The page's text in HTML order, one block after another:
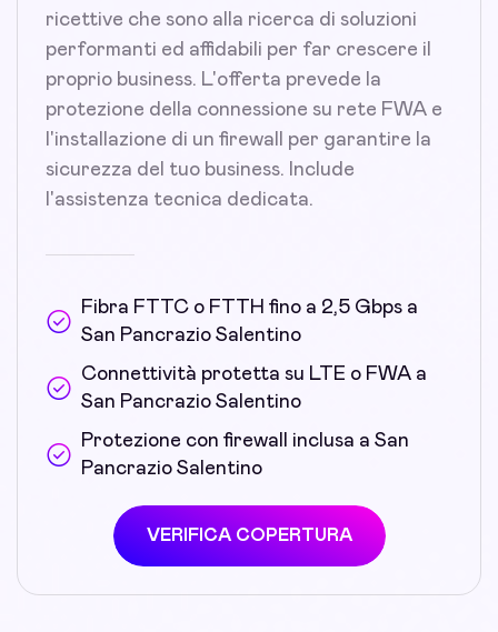
ricettive che sono alla ricerca di soluzioni
performanti ed affidabili per far crescere il
proprio business. L'offerta prevede la
protezione della connessione su rete FWA e
l'installazione di un firewall per garantire la
sicurezza del tuo business. Include
l'assistenza tecnica dedicata.
Fibra FTTC o FTTH fino a 2,5 Gbps a
San Pancrazio Salentino
Connettività protetta su LTE o FWA a
San Pancrazio Salentino
Protezione con firewall inclusa a San
Pancrazio Salentino
VERIFICA COPERTURA